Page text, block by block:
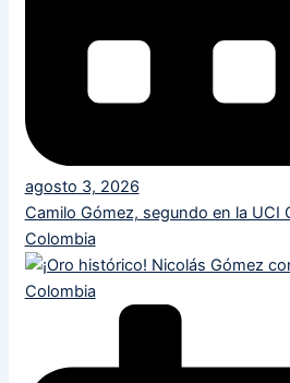
agosto 3, 2026
Camilo Gómez, segundo en la UCI
Colombia